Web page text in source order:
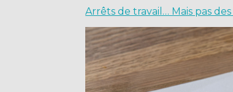
Arrêts de travail… Mais pas